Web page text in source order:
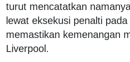
turut mencatatkan
lewat eksekusi penalti
memastikan kemenangan
Liverpool.